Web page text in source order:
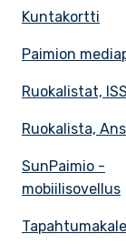
Kuntakortti
Paimion
Ruokalistat, ISS
Ruokalista,
SunPaimio -
mobiilisovellus